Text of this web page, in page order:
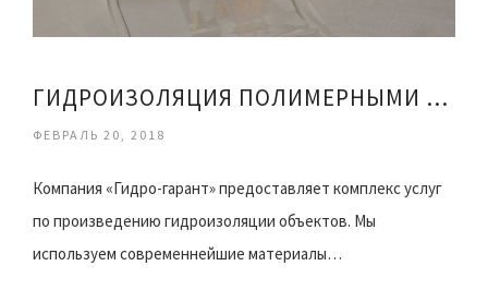
ГИДРОИЗОЛЯЦИЯ ПОЛИМЕРНЫМИ СМЕСЯМИ
ФЕВРАЛЬ 20, 2018
Компания «Гидро-гарант» предоставляет комплекс услуг
по произведению гидроизоляции объектов. Мы
используем современнейшие материалы…